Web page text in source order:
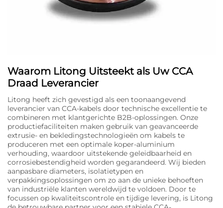
Waarom Litong Uitsteekt als Uw CCA
Draad Leverancier
Litong heeft zich gevestigd als een toonaangevend
leverancier van CCA-kabels door technische excellentie te
combineren met klantgerichte B2B-oplossingen. Onze
productiefaciliteiten maken gebruik van geavanceerde
extrusie- en bekledingstechnologieën om kabels te
produceren met een optimale koper-aluminium
verhouding, waardoor uitstekende geleidbaarheid en
corrosiebestendigheid worden gegarandeerd. Wij bieden
aanpasbare diameters, isolatietypen en
verpakkingsoplossingen om zo aan de unieke behoeften
van industriële klanten wereldwijd te voldoen. Door te
focussen op kwaliteitscontrole en tijdige levering, is Litong